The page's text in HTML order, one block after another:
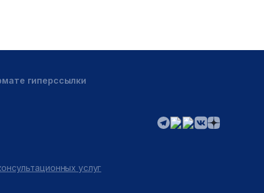
гиперссылки
услуг